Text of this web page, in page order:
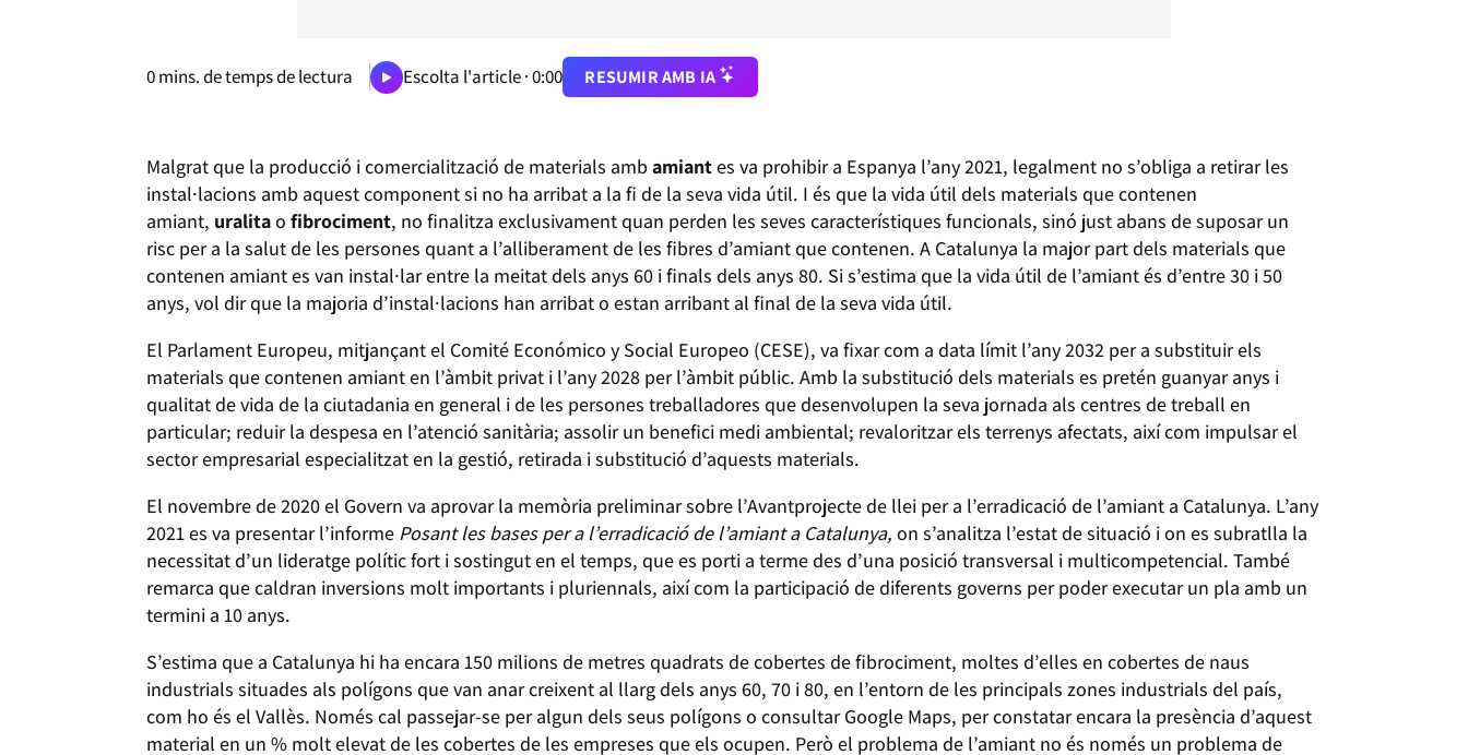
0mins. de temps de lectura Escolta l'article ·0:00 RESUMIR AMB IA
Malgrat que la producció i comercialització de materials ambamiantes va prohibir a Espanya l’any 2021, legalment no s’obliga a retirar les
instal·lacions amb aquest component si no ha arribat a la fi de la seva vida útil. I és que la vida útil dels materials que contenen
amiant, uralitaofibrociment, no finalitza exclusivament quan perden les seves característiques funcionals, sinó just abans de suposar un
risc per a la salut de les persones quant a l’alliberament de les fibres d’amiant que contenen. A Catalunya la major part dels materials que
contenen amiant es van instal·lar entre la meitat dels anys 60 i finals dels anys 80. Si s’estima que la vida útil de l’amiant és d’entre 30 i 50
anys, vol dir que la majoria d’instal·lacions han arribat o estan arribant al final de la seva vida útil.
El Parlament Europeu, mitjançant el Comité Económico y Social Europeo (CESE), va fixar com a data límit l’any 2032 per a substituir els
materials que contenen amiant en l’àmbit privat i l’any 2028 per l’àmbit públic. Amb la substitució dels materials es pretén guanyar anys i
qualitat de vida de la ciutadania en general i de les persones treballadores que desenvolupen la seva jornada als centres de treball en
particular; reduir la despesa en l’atenció sanitària; assolir un benefici medi ambiental; revaloritzar els terrenys afectats, així com impulsar el
sector empresarial especialitzat en la gestió, retirada i substitució d’aquests materials.
El novembre de 2020 el Govern va aprovar la memòria preliminar sobre l’Avantprojecte de llei per a l’erradicació de l’amiant a Catalunya. L’any
2021 es va presentar l’informe Posant les bases per a l’erradicació de l’amiant a Catalunya, on s’analitza l’estat de situació i on es subratlla la
necessitat d’un lideratge polític fort i sostingut en el temps, que es porti a terme des d’una posició transversal i multicompetencial. També
remarca que caldran inversions molt importants i pluriennals, així com la participació de diferents governs per poder executar un pla amb un
termini a 10 anys.
S’estima que a Catalunya hi ha encara 150 milions de metres quadrats de cobertes de fibrociment, moltes d’elles en cobertes de naus
industrials situades als polígons que van anar creixent al llarg dels anys 60, 70 i 80, en l’entorn de les principals zones industrials del país,
com ho és el Vallès. Només cal passejar-se per algun dels seus polígons o consultar Google Maps, per constatar encara la presència d’aquest
material en un % molt elevat de les cobertes de les empreses que els ocupen. Però el problema de l’amiant no és només un problema de